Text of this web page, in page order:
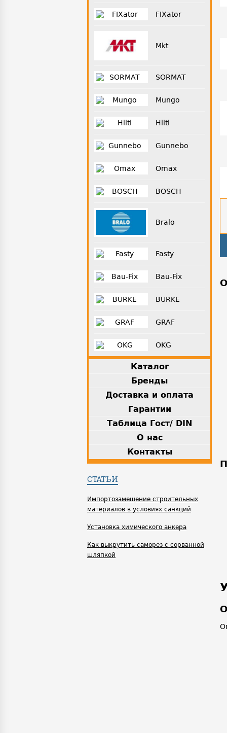
FIXator
Mkt
SORMAT
Mungo
Hilti
Gunnebo
Omax
BOSCH
Bralo
Fasty
Bau-Fix
BURKE
GRAF
OKG
Каталог
Бренды
Доставка и оплата
Гарантии
Таблица Гост/ DIN
О нас
Контакты
СТАТЬИ
Импортозамещение строительных
материалов в условиях санкций
Установка химического анкера
Как выкрутить саморез с сорванной
шляпкой